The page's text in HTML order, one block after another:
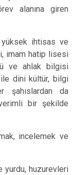
alanına giren
ihtisas ve
imam hatip lisesi
ve ahlak bilgisi
dini kültür, bilgi
şahıslardan da
bir şekilde
incelemek ve
yurdu, huzurevleri